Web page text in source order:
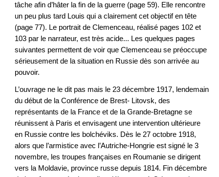
tâche afin d’hâter la fin de la guerre (page 59). Elle rencontre
un peu plus tard Louis qui a clairement cet objectif en tête
(page 77). Le portrait de Clemenceau, réalisé pages 102 et
103 par le narrateur, est très acide... Les quelques pages
suivantes permettent de voir que Clemenceau se préoccupe
sérieusement de la situation en Russie dès son arrivée au
pouvoir.
L’ouvrage ne le dit pas mais le 23 décembre 1917, lendemain
du début de la Conférence de Brest- Litovsk, des
représentants de la France et de la Grande-Bretagne se
réunissent à Paris et envisagent une intervention ultérieure
en Russie contre les bolchéviks. Dès le 27 octobre 1918,
alors que l’armistice avec l’Autriche-Hongrie est signé le 3
novembre, les troupes françaises en Roumanie se dirigent
vers la Moldavie, province russe depuis 1814. Fin décembre